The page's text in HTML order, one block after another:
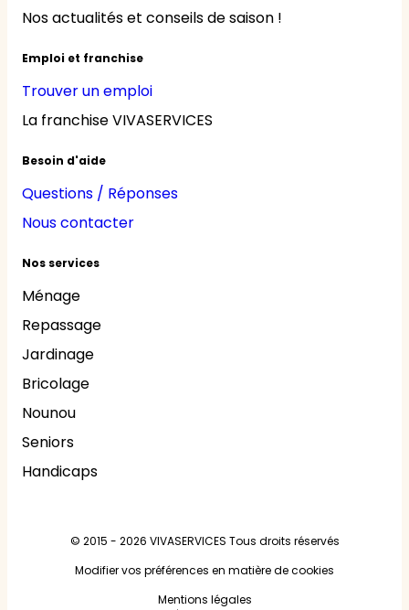
Nos actualités et conseils de saison !
Emploi et franchise
Trouver un emploi
La franchise VIVASERVICES
Besoin d'aide
Questions / Réponses
Nous contacter
Nos services
Ménage
Repassage
Jardinage
Bricolage
Nounou
Seniors
Handicaps
© 2015 - 2026 VIVASERVICES Tous droits réservés
Modifier vos préférences en matière de cookies
Mentions légales